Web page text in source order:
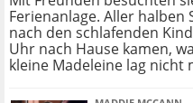
Ferienanlage. Aller
nach den schlafenden
Uhr nach Hause kamen,
kleine Madeleine lag nicht